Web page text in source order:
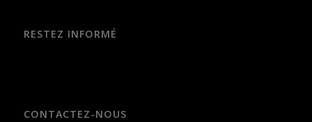
RESTEZ INFORMÉ
CONTACTEZ-NOUS